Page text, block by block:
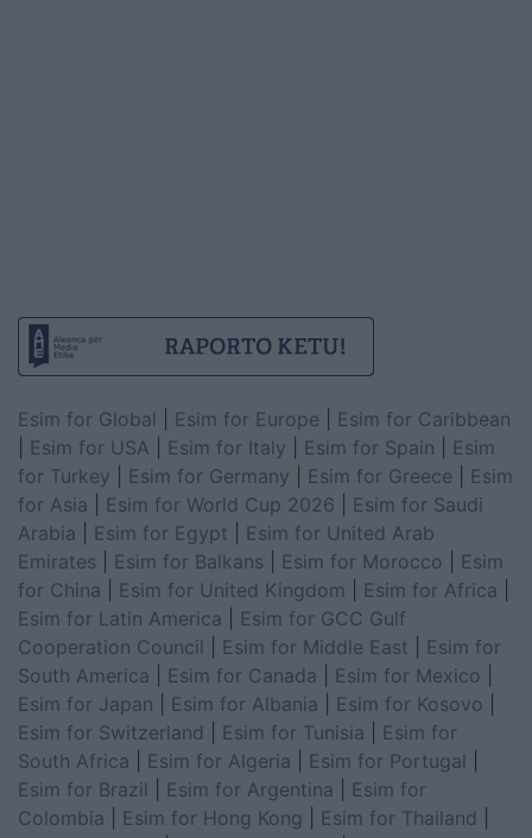
Esim for Global Esim for Europe
Esim for Caribbean
Esim for USA Esim for Italy Esim for Spain
Esim
for Turkey
Esim for Germany Esim for Greece
Esim
for Asia
Esim for World Cup 2026
Esim for Saudi
Arabia
Esim for Egypt
Esim for United Arab
Emirates
Esim for Balkans Esim for Morocco
Esim
for China
Esim for United Kingdom Esim for Africa
Esim for Latin America
Esim for GCC Gulf
Cooperation Council
Esim for Middle East
Esim for
South America
Esim for Canada Esim for Mexico
Esim for Japan
Esim for Albania Esim for Kosovo
Esim for Switzerland
Esim for Tunisia
Esim for
South Africa
Esim for Algeria Esim for Portugal
Esim for Brazil
Esim for Argentina
Esim for
Colombia
Esim for Hong Kong Esim for Thailand